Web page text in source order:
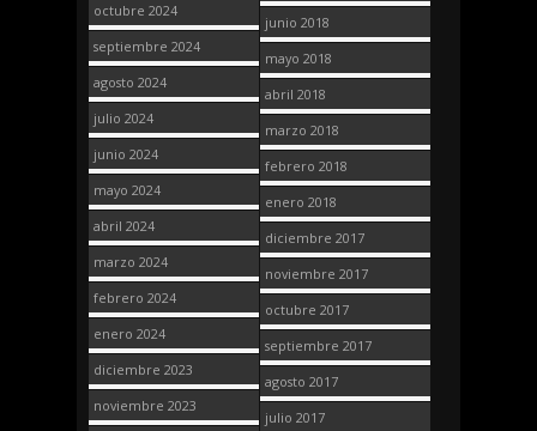
octubre 2024
septiembre 2024
agosto 2024
julio 2024
junio 2024
mayo 2024
abril 2024
marzo 2024
febrero 2024
enero 2024
diciembre 2023
noviembre 2023
junio 2018
mayo 2018
abril 2018
marzo 2018
febrero 2018
enero 2018
diciembre 2017
noviembre 2017
octubre 2017
septiembre 2017
agosto 2017
julio 2017